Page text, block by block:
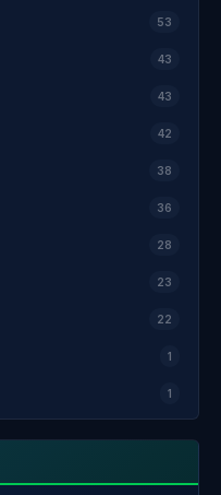
53
43
43
42
38
36
28
23
22
1
1